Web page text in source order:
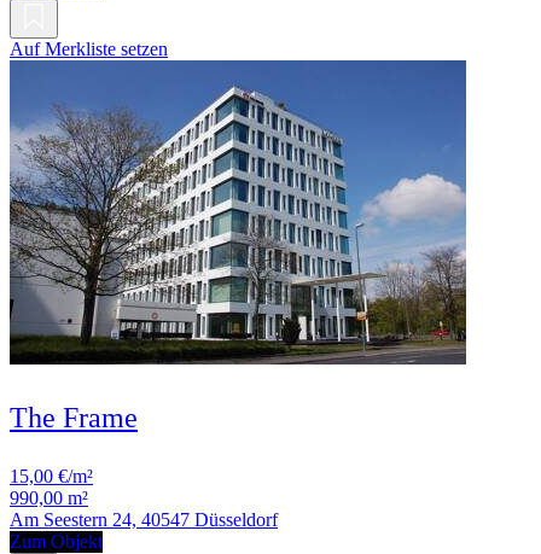
Auf Merkliste setzen
The Frame
15,00 €/m²
990,00 m²
Am Seestern 24, 40547 Düsseldorf
Zum Objekt